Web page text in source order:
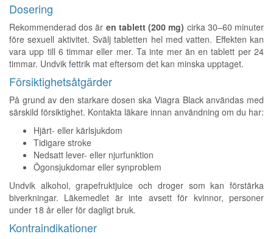
Dosering
Rekommenderad dos är en tablett (200 mg) cirka 30–60 minuter
före sexuell aktivitet. Svälj tabletten hel med vatten. Effekten kan
vara upp till 6 timmar eller mer. Ta inte mer än en tablett per 24
timmar. Undvik fettrik mat eftersom det kan minska upptaget.
Försiktighetsåtgärder
På grund av den starkare dosen ska Viagra Black användas med
särskild försiktighet. Kontakta läkare innan användning om du har:
Hjärt- eller kärlsjukdom
Tidigare stroke
Nedsatt lever- eller njurfunktion
Ögonsjukdomar eller synproblem
Undvik alkohol, grapefruktjuice och droger som kan förstärka
biverkningar. Läkemedlet är inte avsett för kvinnor, personer
under 18 år eller för dagligt bruk.
Kontraindikationer